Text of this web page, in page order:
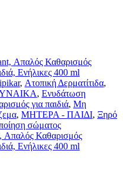
, Ατοπική Δερματίτιδα,
, Ενυδάτωση
για παιδιά, Μη
, ΜΗΤΕΡΑ - ΠΑΙΔΙ, Ξηρό
σώματος
Απαλός Καθαρισμός
Ενήλικες 400 ml